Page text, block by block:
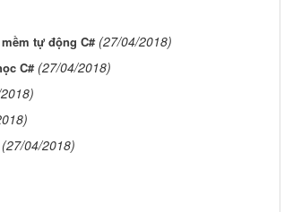
tự động C# (27/04/2018)
C# (27/04/2018)
(27/04/2018)